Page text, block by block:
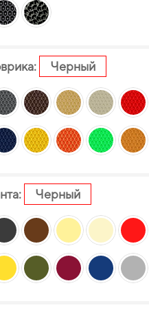
Черный
Черный